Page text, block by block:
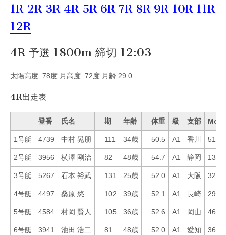
1R 2R 3R 4R 5R 6R 7R 8R 9R 10R 11R
12R
4R 予選 1800m 締切 12:03
太陽高度: 78度 月高度: 72度 月齢:29.0
4R出走表
登番 氏名 期 年齢 体重 級 支部 Mo
1号艇 4739 中村 晃朋 111 34歳 50.5 A1 香川 51
2号艇 3956 横澤 剛治 82 48歳 54.7 A1 静岡 13
3号艇 5267 石本 裕武 131 25歳 52.0 A1 大阪 32
4号艇 4497 桑原 悠 102 39歳 52.1 A1 長崎 29
5号艇 4584 村岡 賢人 105 36歳 52.6 A1 岡山 46
6号艇 3941 池田 浩二 81 48歳 52.0 A1 愛知 36